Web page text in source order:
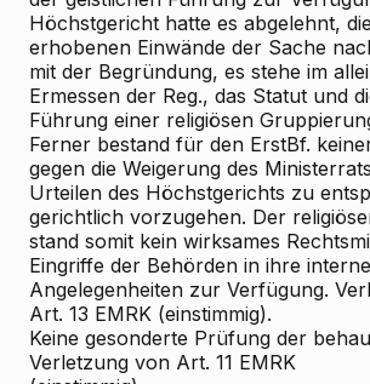
Höchstgericht hatte es abgelehnt,
erhobenen Einwände der Sache
mit der Begründung, es stehe im
Ermessen der Reg., das Statut und
Führung einer religiösen
Ferner bestand für den ErstBf.
gegen die Weigerung des
Urteilen des Höchstgerichts zu
gerichtlich vorzugehen. Der
stand somit kein wirksames
Eingriffe der Behörden in ihre
Angelegenheiten zur Verfügung.
Art. 13 EMRK (einstimmig).
Keine gesonderte Prüfung der
Verletzung von Art. 11 EMRK